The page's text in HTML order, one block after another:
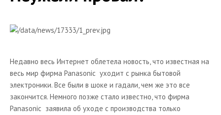
Статьи по выбору мебели и кронштейнов для AV-
Кронштейны для AV - техники
Каталог аксессуаров к hi-fi
Теле-видео техника
Плазменные панели
Недавно весь Интернет облетела новость, что известная на
весь мир фирма Panasonic уходит с рынка бытовой
электроники. Все были в шоке и гадали, чем же это все
закончится. Немного позже стало известно, что фирма
Panasonic заявила об уходе с производства только